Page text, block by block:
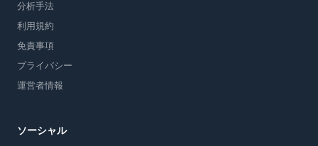
分析手法
利用規約
免責事項
プライバシー
運営者情報
ソーシャル